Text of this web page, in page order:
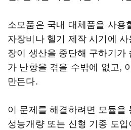
소모품은 국내 대체품을 사용
자장비나 헬기 제작 시기에
장이 생산을 중단해 구하기가
가 난항을 겪을 수밖에 없고,
만든다.
이 문제를 해결하려면 모듈을
성능개량 또는 신형 기종 도